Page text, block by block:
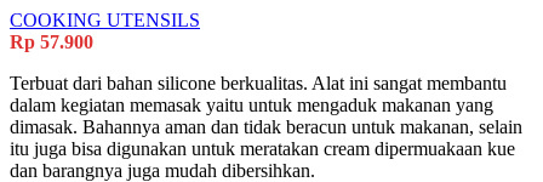
COOKING UTENSILS
Rp 57.900
Terbuat dari bahan silicone berkualitas. Alat ini sangat membantu
dalam kegiatan memasak yaitu untuk mengaduk makanan yang
dimasak. Bahannya aman dan tidak beracun untuk makanan, selain
itu juga bisa digunakan untuk meratakan cream dipermuakaan kue
dan barangnya juga mudah dibersihkan.